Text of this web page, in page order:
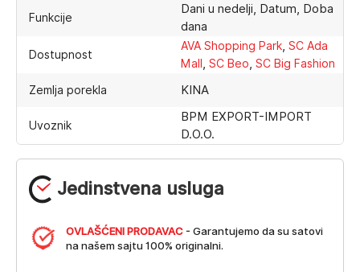
Jedinstvena usluga
OVLAŠĆENI PRODAVAC - Garantujemo da su satovi
na našem sajtu 100% originalni.
Funkcije
Dani u nedelji, Datum, Doba
dana
Dostupnost
AVA Shopping Park, SC Ada
Mall , SC Beo, SC Big Fashion
Zemlja porekla KINA
Uvoznik
BPM EXPORT-IMPORT
D.O.O.